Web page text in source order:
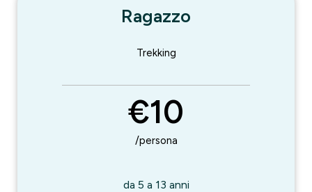
Ragazzo
Trekking
€10
/persona
da 5 a 13 anni